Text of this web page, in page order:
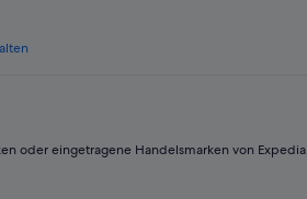
(VIE)
oder eingetragene Handelsmarken von